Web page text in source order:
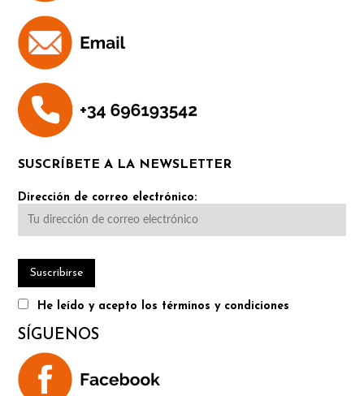
SUSCRÍBETE A LA NEWSLETTER
Dirección de correo electrónico:
He leído y acepto los términos y condiciones
SÍGUENOS